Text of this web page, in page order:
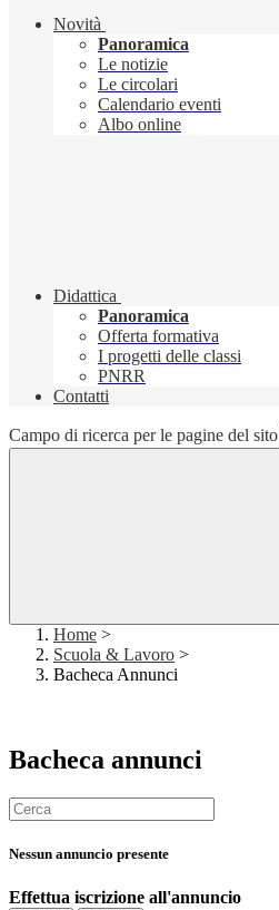
Novità
Panoramica
Le notizie
Le circolari
Calendario eventi
Albo online
Didattica
Panoramica
Offerta formativa
I progetti delle classi
PNRR
Contatti
Campo di ricerca per le pagine del sito
Home >
Scuola & Lavoro >
Bacheca Annunci
Bacheca annunci
Nessun annuncio presente
Effettua iscrizione all'annuncio